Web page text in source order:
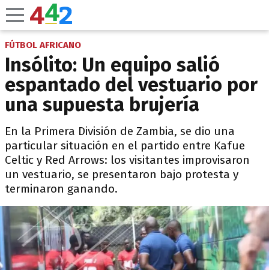
FÚTBOL AFRICANO
Insólito: Un equipo salió
espantado del vestuario por
una supuesta brujería
En la Primera División de Zambia, se dio una
particular situación en el partido entre Kafue
Celtic y Red Arrows: los visitantes improvisaron
un vestuario, se presentaron bajo protesta y
terminaron ganando.